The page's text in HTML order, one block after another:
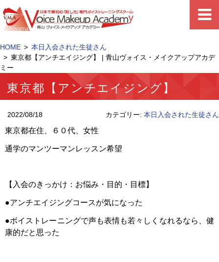
HOME
本日入会された生徒さん
東京都【アンチエイジング】 | 青山ヴォイス・メイクアップアカデ
ミー
東京都【アンチエイジング】
2022/08/18 カテゴリー: 本日入会された生徒さん
東京都在住、６０代、女性
通学のマンツーマンレッスン希望
【入会のきっかけ：お悩み・目的・目標】
●アンチエイジングコースが気になった
●ボイストレーニングで声も表情も若々しくなれるなら、健
康的だと思った